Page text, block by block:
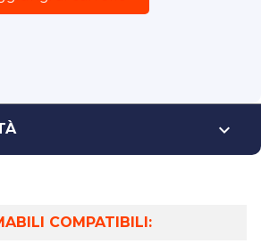

COMPATIBILI: